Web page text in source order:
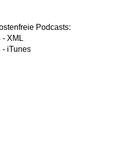
Podcasts:
- XML
- iTunes